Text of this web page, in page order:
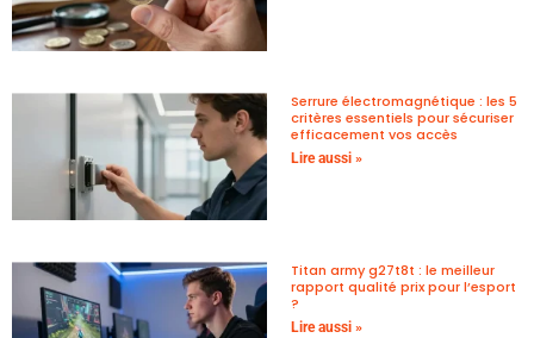
Serrure électromagnétique : les 5
critères essentiels pour sécuriser
efficacement vos accès
Lire aussi »
Titan army g27t8t : le meilleur
rapport qualité prix pour l’esport
?
Lire aussi »